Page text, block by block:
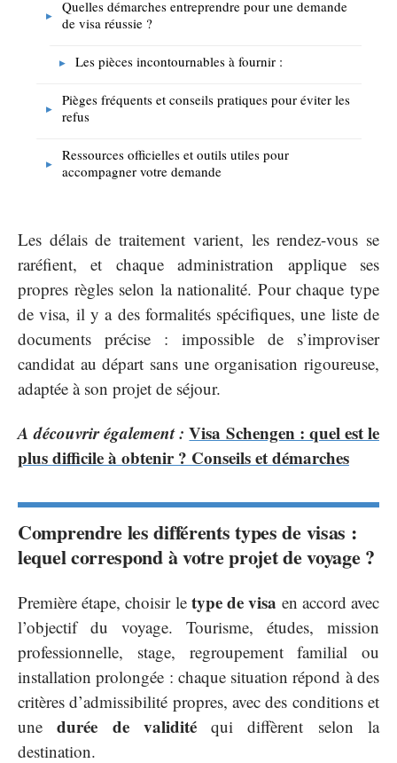
Quelles démarches entreprendre pour une demande
de visa réussie ?
Les pièces incontournables à fournir :
Pièges fréquents et conseils pratiques pour éviter les
refus
Ressources officielles et outils utiles pour
accompagner votre demande
Les délais de traitement varient, les rendez-vous se
raréfient, et chaque administration applique ses
propres règles selon la nationalité. Pour chaque type
de visa, il y a des formalités spécifiques, une liste de
documents précise : impossible de s’improviser
candidat au départ sans une organisation rigoureuse,
adaptée à son projet de séjour.
A découvrir également : Visa Schengen : quel est le
plus difficile à obtenir ? Conseils et démarches
Comprendre les différents types de visas :
lequel correspond à votre projet de voyage ?
Première étape, choisir le type de visa en accord avec
l’objectif du voyage. Tourisme, études, mission
professionnelle, stage, regroupement familial ou
installation prolongée : chaque situation répond à des
critères d’admissibilité propres, avec des conditions et
unedurée de validitéqui diffèrent selon la
destination.